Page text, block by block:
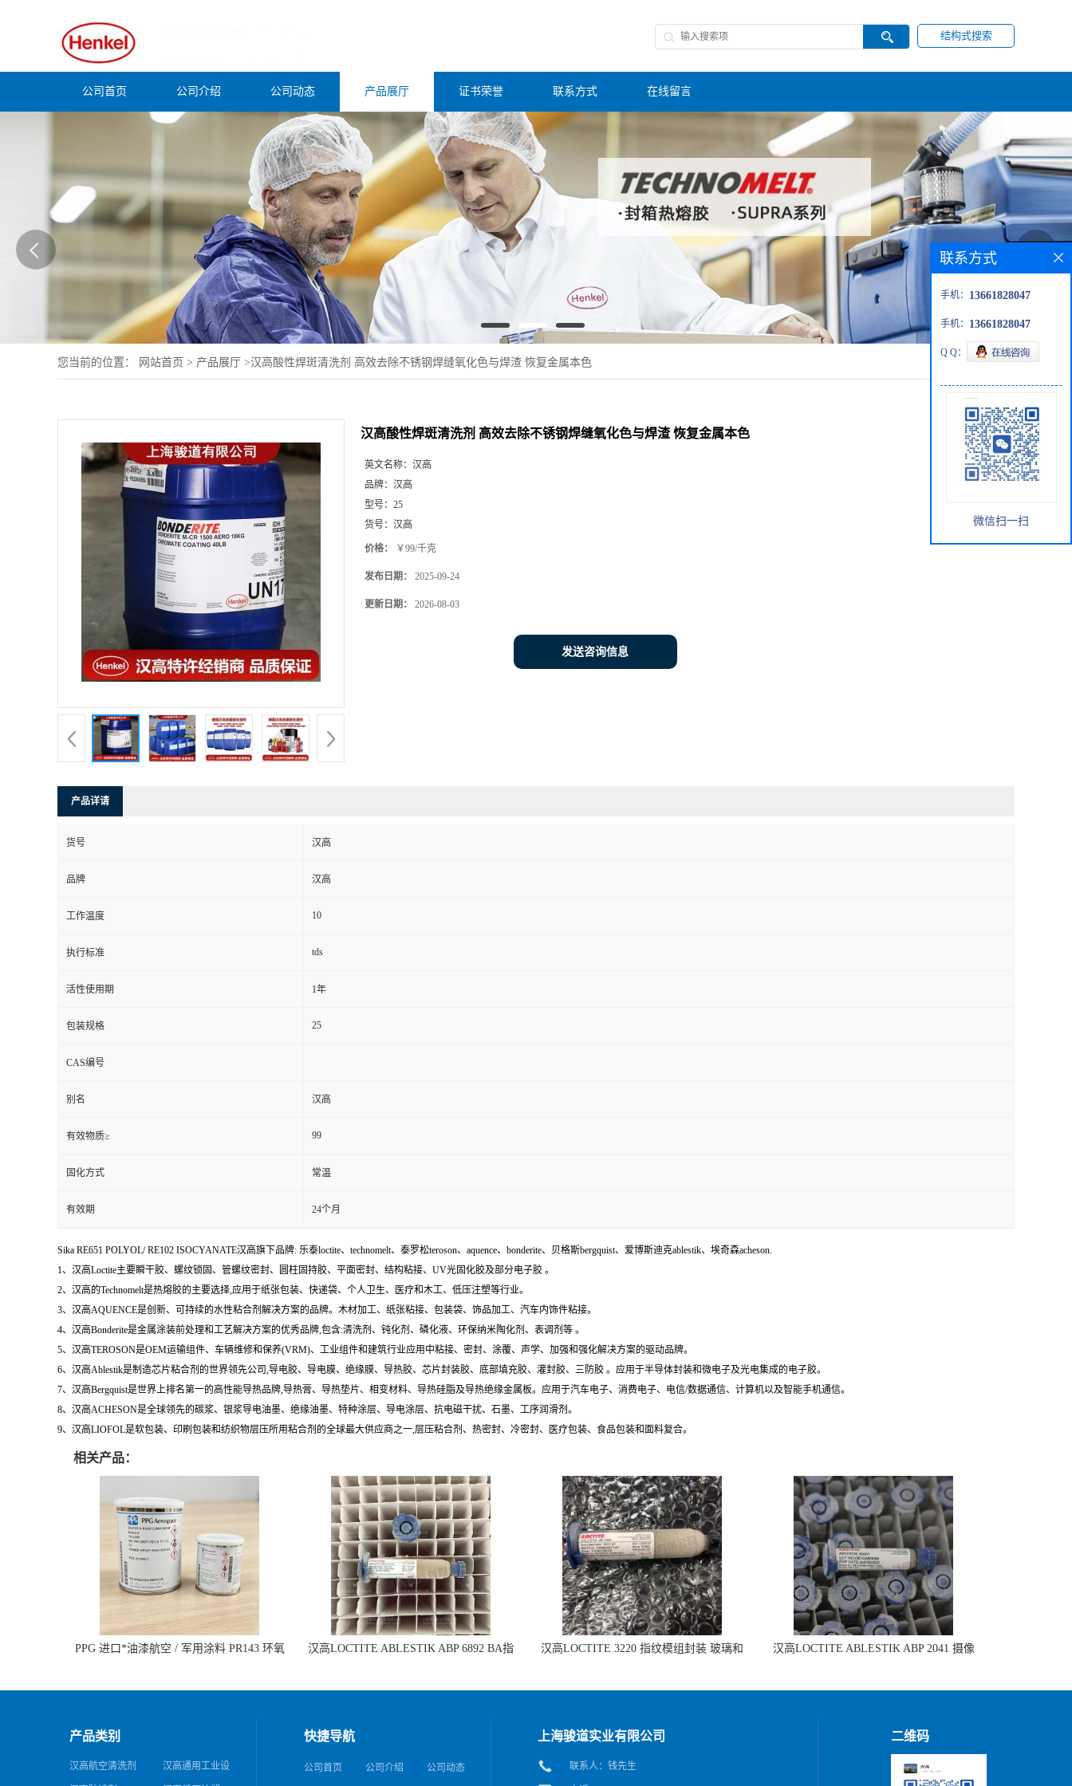
结构式搜索
公司首页 公司介绍 公司动态 产品展厅 证书荣誉 联系方式 在线留言
您当前的位置： 网站首页 > 产品展厅 >汉高酸性焊斑清洗剂 高效去除不锈钢焊缝氧化色与焊渣 恢复金属本色
汉高酸性焊斑清洗剂 高效去除不锈钢焊缝氧化色与焊渣 恢复金属本色
英文名称： 汉高
品牌： 汉高
型号： 25
货号： 汉高
价格： ￥99/千克
发布日期： 2025-09-24
更新日期： 2026-08-03
发送咨询信息
产品详请
货号 汉高
品牌 汉高
工作温度 10
执行标准 tds
活性使用期 1年
包装规格 25
CAS编号
别名 汉高
有效物质≥ 99
固化方式 常温
有效期 24个月
Sika RE651 POLYOL/ RE102 ISOCYANATE汉高旗下品牌: 乐泰loctite、technomelt、泰罗松teroson、aquence、bonderite、贝格斯bergquist、爱博斯迪克ablestik、埃奇森acheson.
1、汉高Loctite主要瞬干胶、螺纹锁固、管螺纹密封、圆柱固持胶、平面密封、结构粘接、UV光固化胶及部分电子胶 。
2、汉高的Technomelt是热熔胶的主要选择,应用于纸张包装、快递袋、个人卫生、医疗和木工、低压注塑等行业。
3、汉高AQUENCE是创新、可持续的水性粘合剂解决方案的品牌。木材加工、纸张粘接、包装袋、饰品加工、汽车内饰件粘接。
4、汉高Bonderite是金属涂装前处理和工艺解决方案的优秀品牌,包含:清洗剂、钝化剂、磷化液、环保纳米陶化剂、表调剂等 。
5、汉高TEROSON是OEM运输组件、车辆维修和保养(VRM)、工业组件和建筑行业应用中粘接、密封、涂覆、声学、加强和强化解决方案的驱动品牌。
6、汉高Ablestik是制造芯片粘合剂的世界领先公司,导电胶、导电膜、绝缘膜、导热胶、芯片封装胶、底部填充胶、灌封胶、三防胶 。应用于半导体封装和微电子及光电集成的电子胶。
7、汉高Bergquist是世界上排名第一的高性能导热品牌,导热膏、导热垫片、相变材料、导热硅脂及导热绝缘金属板。应用于汽车电子、消费电子、电信/数据通信、计算机以及智能手机通信。
8、汉高ACHESON是全球领先的碳浆、银浆导电油墨、绝缘油墨、特种涂层、导电涂层、抗电磁干扰、石墨、工序润滑剂。
9、汉高LIOFOL是软包装、印刷包装和纺织物层压所用粘合剂的全球最大供应商之一,层压粘合剂、热密封、冷密封、医疗包装、食品包装和面料复合。
相关产品：
PPG 进口*油漆航空 / 军用涂料 PR143 环氧
汉高LOCTITE ABLESTIK ABP 6892 BA指
汉高LOCTITE 3220 指纹模组封装 玻璃和
汉高LOCTITE ABLESTIK ABP 2041 摄像
联系方式
手机： 13661828047
手机： 13661828047
Q Q：
微信扫一扫
产品类别
汉高航空清洗剂 汉高通用工业设
快捷导航
公司首页 公司介绍 公司动态
上海骏道实业有限公司
联系人：钱先生
二维码